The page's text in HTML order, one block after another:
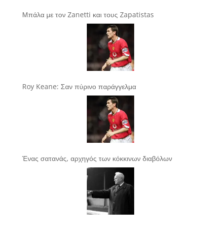
Μπάλα με τον Zanetti και τους Zapatistas
Roy Keane: Σαν πύρινο παράγγελμα
Ένας σατανάς, αρχηγός των κόκκινων διαβόλων